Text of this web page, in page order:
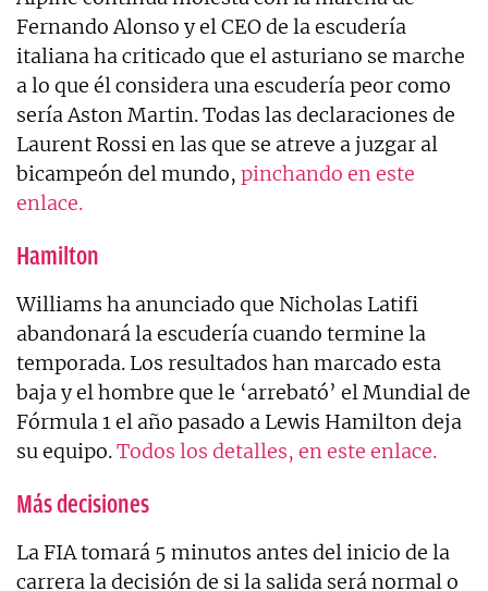
Fernando Alonso y el CEO de la escudería
italiana ha criticado que el asturiano se marche
a lo que él considera una escudería peor como
sería Aston Martin. Todas las declaraciones de
Laurent Rossi en las que se atreve a juzgar al
bicampeón del mundo, pinchando en este
enlace.
Hamilton
Williams ha anunciado que Nicholas Latifi
abandonará la escudería cuando termine la
temporada. Los resultados han marcado esta
baja y el hombre que le ‘arrebató’ el Mundial de
Fórmula 1 el año pasado a Lewis Hamilton deja
su equipo.Todos los detalles, en este enlace.
Más decisiones
La FIA tomará 5 minutos antes del inicio de la
carrera la decisión de si la salida será normal o